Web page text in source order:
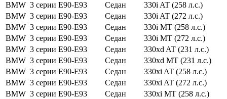
BMW 3 серии E90-E93 Седан
330i AT (258 л.с.)
BMW 3 серии E90-E93 Седан
330i AT (272 л.с.)
BMW 3 серии E90-E93 Седан
330i MT (258 л.с.)
BMW 3 серии E90-E93 Седан
330i MT (272 л.с.)
BMW 3 серии E90-E93 Седан
330xd AT (231 л.с.)
BMW 3 серии E90-E93 Седан
330xd MT (231 л.с.)
BMW 3 серии E90-E93 Седан
330xi AT (258 л.с.)
BMW 3 серии E90-E93 Седан
330xi AT (272 л.с.)
BMW 3 серии E90-E93 Седан
330xi MT (258 л.с.)